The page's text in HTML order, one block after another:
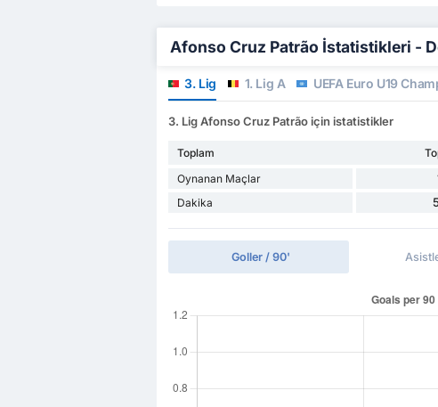
Afonso Cruz Patrão İstatistikleri -
3. Lig 1. Lig A UEFA Euro U19
3. Lig Afonso Cruz Patrão için istatistikler
Toplam
Oynanan Maçlar
Dakika
Goller / 90'